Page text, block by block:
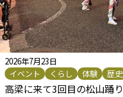
2026年7月23日
イベント
くらし 体験 歴史
高梁に来て3回目の松山踊り